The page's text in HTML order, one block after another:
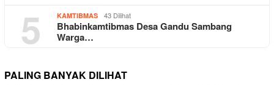
5 KAMTIBMAS 43 Dilihat
Bhabinkamtibmas Desa Gandu Sambang
Warga…
PALING BANYAK DILIHAT